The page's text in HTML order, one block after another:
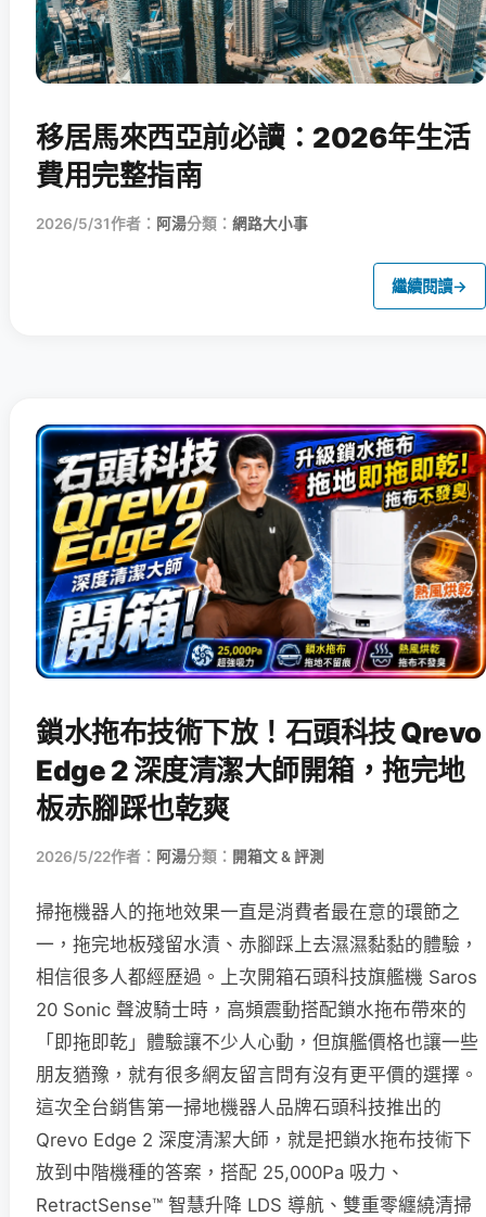
移居馬來西亞前必讀：2026年生活
費用完整指南
2026/5/31作者： 阿湯分類： 網路大小事
繼續閱讀→
鎖水拖布技術下放！石頭科技 Qrevo
Edge 2 深度清潔大師開箱，拖完地
板赤腳踩也乾爽
2026/5/22作者： 阿湯分類： 開箱文 & 評測
掃拖機器人的拖地效果一直是消費者最在意的環節之
一，拖完地板殘留水漬、赤腳踩上去濕濕黏黏的體驗，
相信很多人都經歷過。上次開箱石頭科技旗艦機 Saros
20 Sonic 聲波騎士時，高頻震動搭配鎖水拖布帶來的
「即拖即乾」體驗讓不少人心動，但旗艦價格也讓一些
朋友猶豫，就有很多網友留言問有沒有更平價的選擇。
這次全台銷售第一掃地機器人品牌石頭科技推出的
Qrevo Edge 2 深度清潔大師，就是把鎖水拖布技術下
放到中階機種的答案，搭配 25,000Pa 吸力、
RetractSense™ 智慧升降 LDS 導航、雙重零纏繞清掃